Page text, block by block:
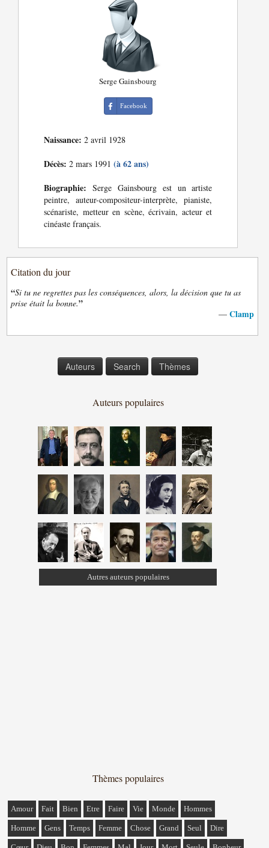
Serge Gainsbourg
Facebook
Naissance: 2 avril 1928
Décès: 2 mars 1991(à 62 ans)
Biographie: Serge Gainsbourg est un artiste
peintre, auteur-compositeur-interprète, pianiste,
scénariste, metteur en scène, écrivain, acteur et
cinéaste français.
Citation du jour
“Si tu ne regrettes pas les conséquences, alors, la décision que tu as
prise était la bonne.”
— Clamp
Auteurs Search Thèmes
Auteurs populaires
Autres auteurs populaires
Thèmes populaires
Amour Fait Bien Etre Faire Vie Monde Hommes
Homme Gens Temps Femme Chose Grand Seul Dire